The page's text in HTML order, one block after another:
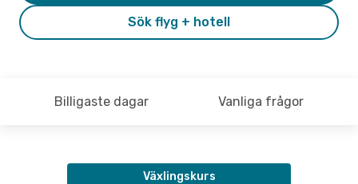
Sök flyg + hotell
Billigaste dagar Vanliga frågor
Växlingskurs